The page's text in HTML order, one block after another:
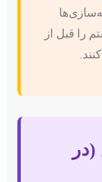
را قبل از